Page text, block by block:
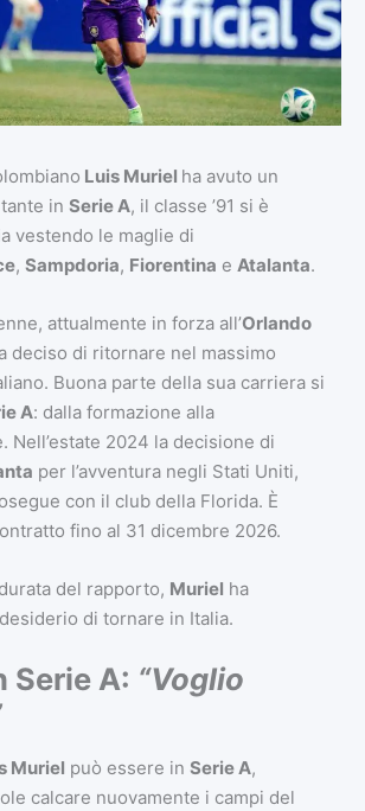
Luis Muriel ha avuto un
in Serie A, il classe ’91 si è
vestendo le maglie di
, Sampdoria, Fiorentina e Atalanta.
attualmente in forza all’Orlando
deciso di ritornare nel massimo
Buona parte della sua carriera si
A: dalla formazione alla
Nell’estate 2024 la decisione di
per l’avventura negli Stati Uniti,
con il club della Florida. È
fino al 31 dicembre 2026.
del rapporto, Muriel ha
di tornare in Italia.
Serie A: “Voglio
Muriel può essere in Serie A,
calcare nuovamente i campi del